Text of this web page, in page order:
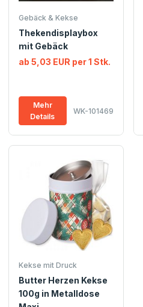
Gebäck & Kekse
Thekendisplaybox
mit Gebäck
ab 5,03 EUR per 1 Stk.
Mehr
Details
WK-101469
Kekse mit Druck
Butter Herzen Kekse
100g in Metalldose